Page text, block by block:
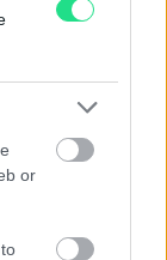
or